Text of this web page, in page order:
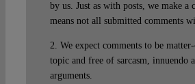
by us. Just as with posts, we make a
means not all submitted comments
2. We expect comments to be
topic and free of sarcasm, innuendo
arguments.